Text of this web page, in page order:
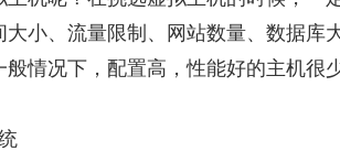
小、流量限制、网站数量、数据库
情况下，配置高，性能好的主机很